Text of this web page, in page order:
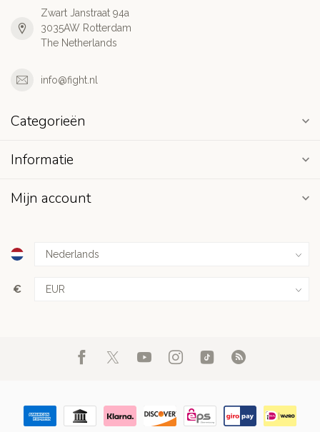
Zwart Janstraat 94a
3035AW Rotterdam
The Netherlands
info@fight.nl
Categorieën
Informatie
Mijn account
€